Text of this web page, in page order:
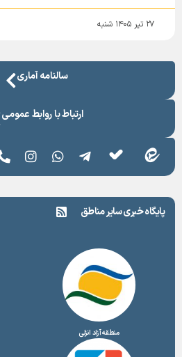
۲۷ تیر ۱۴۰۵ شنبه
سالنامه آماری
ارتباط با روابط عمومی
پایگاه خبری سایر مناطق
منطقه آزاد انزلی